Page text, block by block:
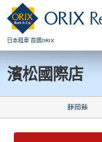
日本租車 首選ORIX
濱松國際店
靜岡縣